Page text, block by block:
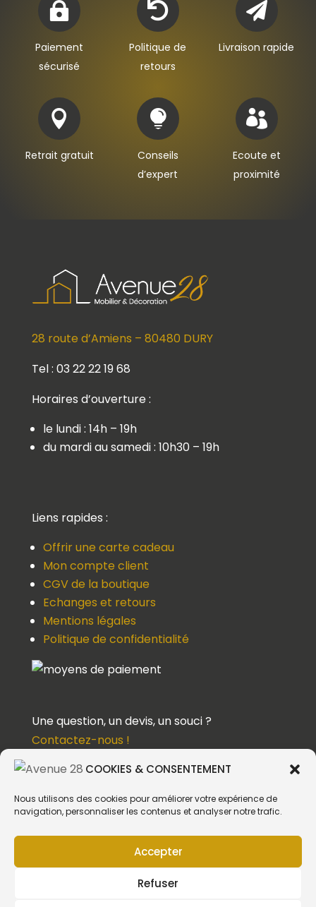
COOKIES & CONSENTEMENT
Nous utilisons des cookies pour améliorer votre expérience de
navigation, personnaliser les contenus et analyser notre trafic.
Accepter
Refuser

Paiement
sécurisé

Politique de
retours

Livraison rapide

Retrait gratuit

Conseils
d’expert

Ecoute et
proximité
28 route d’Amiens – 80480 DURY
Tel : 03 22 22 19 68
Horaires d’ouverture :
le lundi : 14h – 19h
du mardi au samedi : 10h30 – 19h
Liens rapides :
Offrir une carte cadeau
Mon compte client
CGV de la boutique
Echanges et retours
Mentions légales
Politique de confidentialité
Une question, un devis, un souci ?
Contactez-nous !